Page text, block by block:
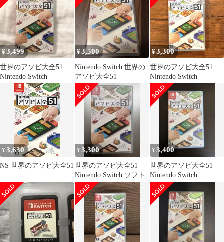
¥3,499
世界のアソビ大全51
Nintendo Switch
¥3,500
Nintendo Switch 世界の
アソビ大全51
¥3,300
世界のアソビ大全51
Nintendo Switch
¥3,630
NS 世界のアソビ大全51
¥3,300
世界のアソビ大全51
Nintendo Switch ソフト
¥3,400
世界のアソビ大全51
Nintendo Switch